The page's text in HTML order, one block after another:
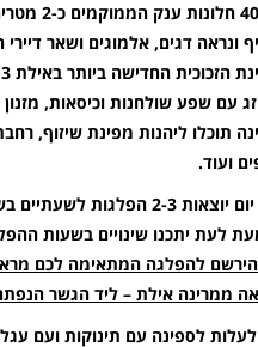
חלונות ענק הממוקמים כ-2 מטרים מתחת למים!
ונראה דגים, אלמוגים ושאר דיירי
עם שפע שולחנות וכיסאות,
תוכלו ליהנות מפינת שיזוף,
ועוד.
לשעתיים בשעות: 11:00 או 10:30 / 13:30 או 13:00 / 16:00 או 15:30
לעת יתכנו שינויים בשעות
להפלגה המתאימה לכם מראש בטלפון
ממרינה אילת – ליד הגשר